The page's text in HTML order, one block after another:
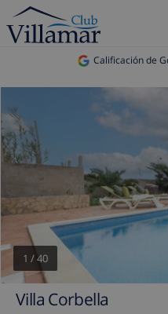
Calificación de
1 /40
Villa Corbella